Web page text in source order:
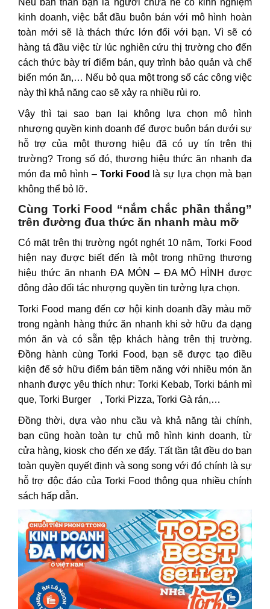
Nếu bản thân bạn là người chưa hề có kinh nghiệm
kinh doanh, việc bắt đầu buôn bán với mô hình hoàn
toàn mới sẽ là thách thức lớn đối với bạn. Vì sẽ có
hàng tá đầu việc từ lúc nghiên cứu thị trường cho đến
cách thức bày trí điểm bán, quy trình bảo quản và chế
biến món ăn,… Nếu bỏ qua một trong số các công việc
này thì khả năng cao sẽ xảy ra nhiều rủi ro.
Vậy thì tại sao bạn lại không lựa chọn mô hình
nhượng quyền kinh doanh để được buôn bán dưới sự
hỗ trợ của một thương hiệu đã có uy tín trên thị
trường? Trong số đó, thương hiệu thức ăn nhanh đa
món đa mô hình – Torki Food
là sự lựa chọn mà bạn
không thể bỏ lỡ.
Cùng Torki Food “nắm chắc phần thắng”
trên đường đua thức ăn nhanh màu mỡ
Có mặt trên thị trường ngót nghét 10 năm, Torki Food
hiện nay được biết đến là một trong những thương
hiệu thức ăn nhanh ĐA MÓN – ĐA MÔ HÌNH được
đông đảo đối tác nhượng quyền tin tưởng lựa chọn.
Torki Food mang đến cơ hội kinh doanh đầy màu mỡ
trong ngành hàng thức ăn nhanh khi sở hữu đa dạng
món ăn và có sẵn tệp khách hàng trên thị trường.
Đồng hành cùng Torki Food, bạn sẽ được tạo điều
kiện để sở hữu điểm bán tiềm năng với nhiều món ăn
nhanh được yêu thích như: Torki Kebab, Torki bánh mì
que, Torki Burger , Torki Pizza, Torki Gà rán,…
Đồng thời, dựa vào nhu cầu và khả năng tài chính,
bạn cũng hoàn toàn tự chủ mô hình kinh doanh, từ
cửa hàng, kiosk cho đến xe đẩy. Tất tần tật đều do bạn
toàn quyền quyết định và song song với đó chính là sự
hỗ trợ độc đáo của Torki Food thông qua nhiều chính
sách hấp dẫn.